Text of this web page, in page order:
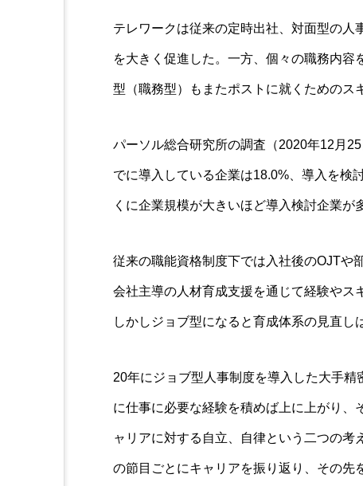
テレワークは従来の定時出社、対面型の
を大きく促進した。一方、個々の職務内
型（職務型）もまたポストに就くためのス
パーソル総合研究所の調査（2020年12月
でに導入している企業は18.0%、導入を検
くに企業規模が大きいほど導入検討企業が
従来の職能資格制度下では入社後のOJTや
会社主導の人材育成支援を通じて経験やス
しかしジョブ型になると育成体系の見直し
20年にジョブ型人事制度を導入した大手
に仕事に必要な経験を積めば上に上がり、
ャリアに対する自立、自律という二つの
の節目ごとにキャリアを振り返り、その先